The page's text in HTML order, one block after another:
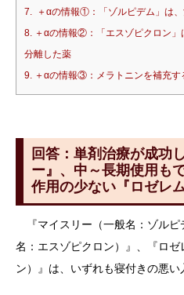
7. ＋αの情報①：「ゾルピデム」は
8. ＋αの情報②：「エスゾピクロン
分離した薬
9. ＋αの情報③：メラトニンを補充す
回答：単剤治療が成功
ー』、中～長期使用も
作用の少ない『ロゼレム
『マイスリー（一般名：ゾルピ
名：エスゾピクロン）』、『ロ
ン）』は、いずれも寝付きの悪い